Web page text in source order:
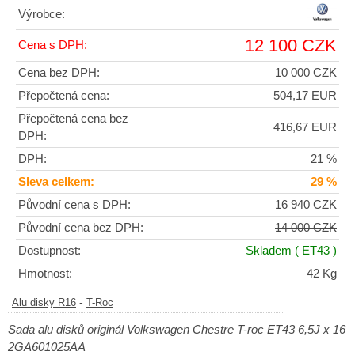
Výrobce:
Cena s DPH: 12 100 CZK
Cena bez DPH:
10 000 CZK
Přepočtená cena:
504,17 EUR
Přepočtená cena bez
DPH:
416,67 EUR
DPH:
21 %
Sleva celkem:
29 %
Původní cena s DPH:
16 940 CZK
Původní cena bez DPH:
14 000 CZK
Dostupnost:
Skladem ( ET43 )
Hmotnost:
42 Kg
Alu disky R16 - T-Roc
Sada alu disků originál Volkswagen Chestre T-roc ET43 6,5J x 16
2GA601025AA